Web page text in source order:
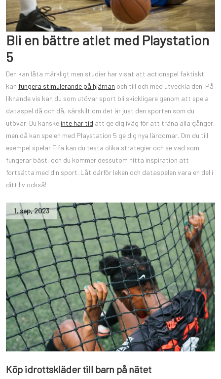
Bli en bättre atlet med Playstation
5
Den kan låta märkligt men studier har visat att actionspel faktiskt
kan fungera stimulerande på hjärnan och till och med utveckla den. På
liknande vis kan du som utövar sport bli skickligare genom att spela
dataspel då och då, särskilt om det är just den sporten som du
utövar. Du kanske inte har tid att ge dig iväg för att träna alla gånger,
men då kan spelen med Playstation 5 ge dig nya lärdomar. Om du till
exempel spelar Fifa kan du testa olika strategier och se vad som
fungerar bäst, och du kommer dessutom hitta inspiration att
fortsätta med din sport. Låt därför leken och dataspelen vara en del i
ditt liv också!
1,sep,2023
Köp idrottskläder till barn på nätet